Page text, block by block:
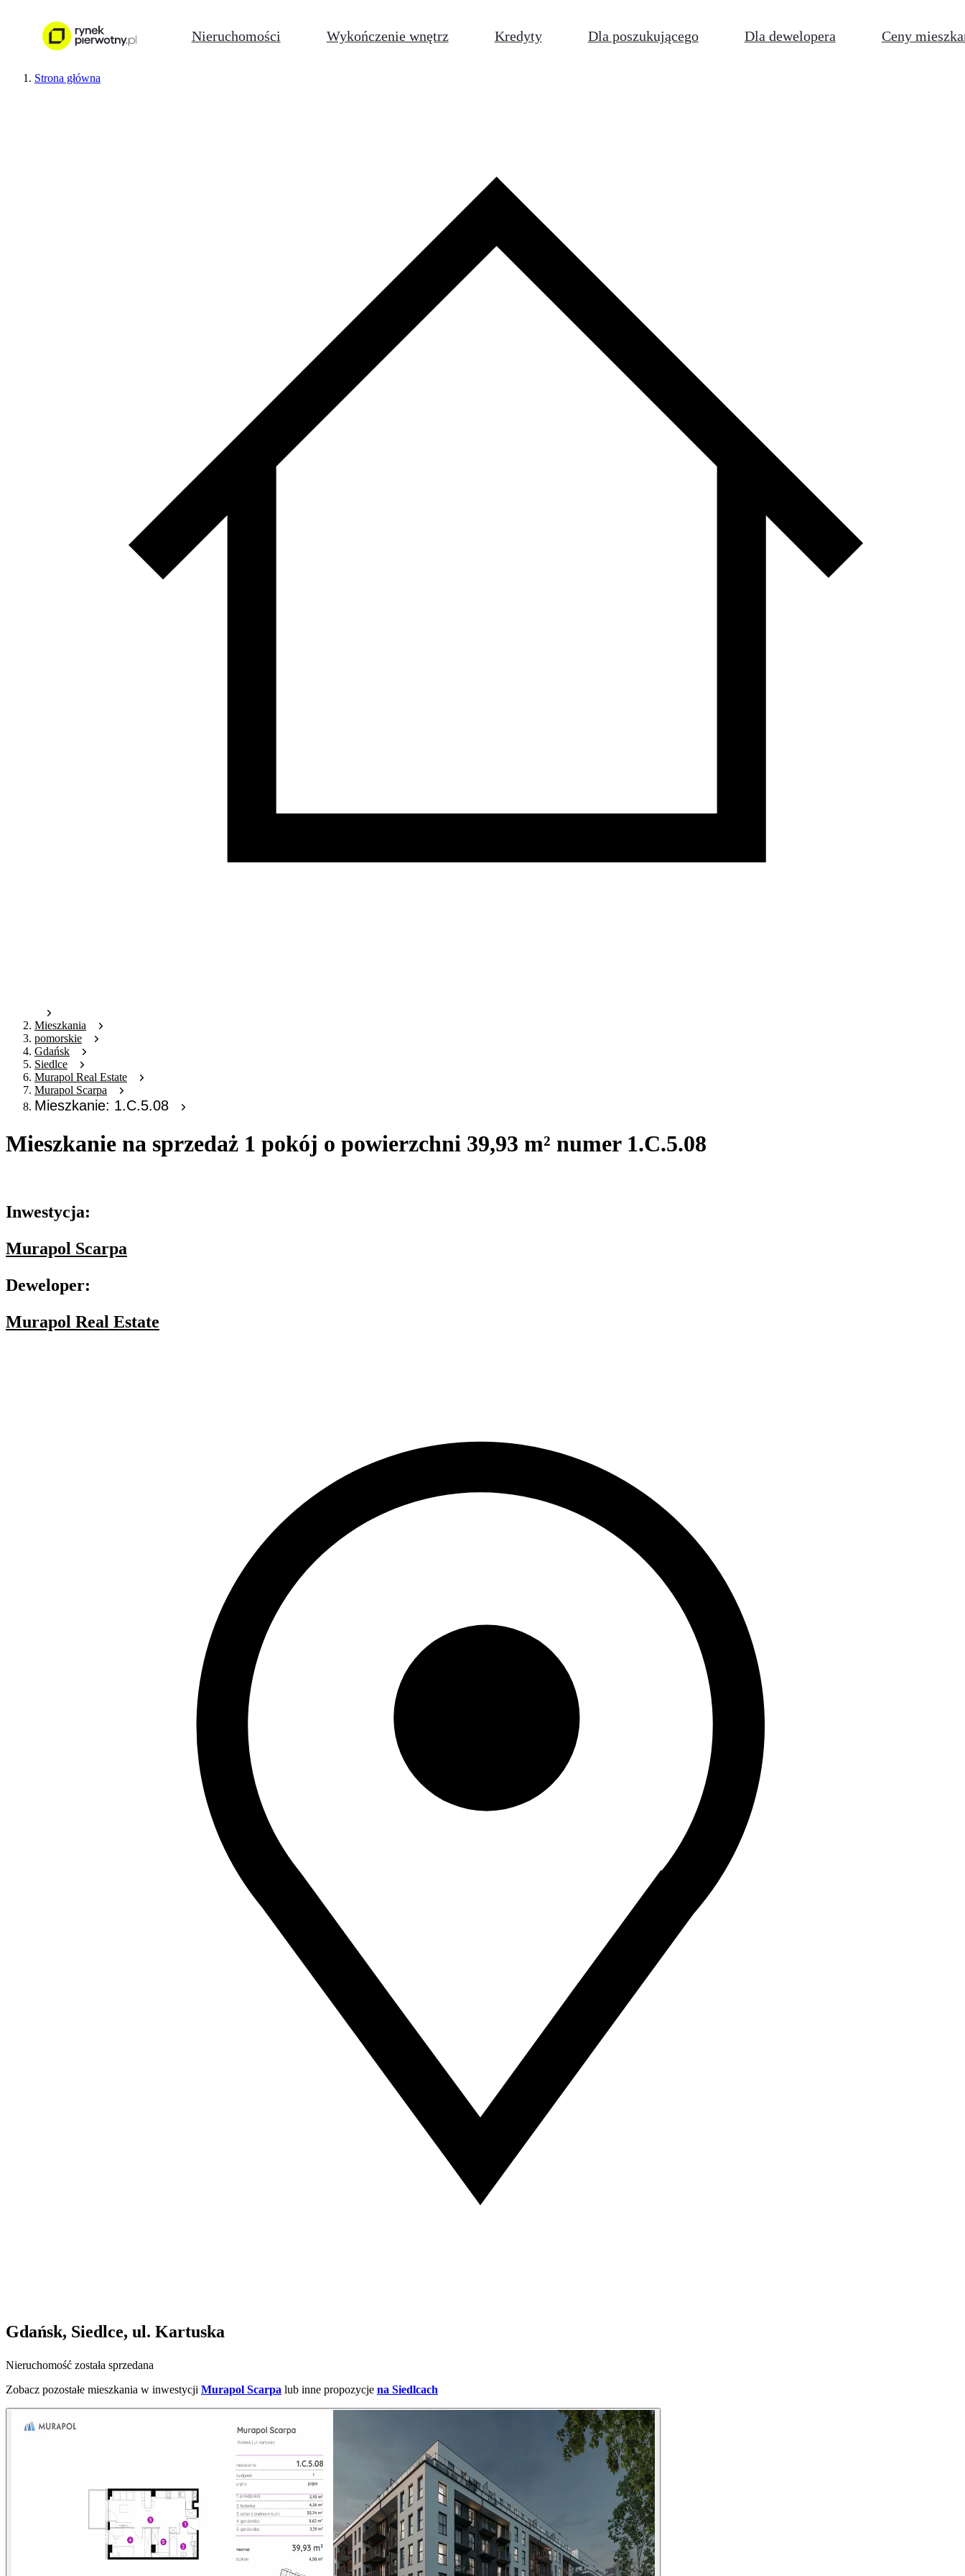
Nieruchomości Wykończenie wnętrz Kredyty Dla poszukującego Dla dewelopera Ceny
Strona główna
Mieszkania
pomorskie
Gdańsk
Siedlce
Murapol Real Estate
Murapol Scarpa
Mieszkanie: 1.C.5.08
Mieszkanie na sprzedaż 1 pokój o powierzchni 39,93 m² numer 1.C.5.08
Inwestycja:
Murapol Scarpa
Deweloper:
Murapol Real Estate
Gdańsk, Siedlce, ul. Kartuska
Nieruchomość została sprzedana
Zobacz pozostałe mieszkania w inwestycji Murapol Scarpa lub inne propozycje na Siedlcach